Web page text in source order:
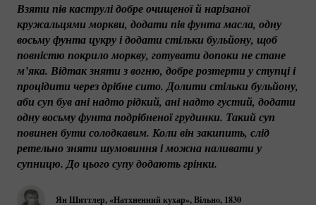
Ян Шиттлер, «Натхненний кухар», Вільнo, 1830
Взяти пів каструлі добре очищеної й нарізаної
кружальцями моркви, додати пів фунта масла, одну
восьму фунта цукру і додати стільки бульйону, щоб
повністю покрило моркву, готувати допоки не стане
м’яка. Відтак зняти з вогню, добре розтерти у ступці і
процідити через дрібне сито. Долити стільки бульйону,
аби суп був ані надто рідкий, ані надто густий, додати
одну восьму фунта подрібненої грудинки. Такий суп
повинен бути солодкавим. Коли він закипить, слід
ретельно зняти шумовиння і можна наливати у
супницю. До цього супу додають грінки.